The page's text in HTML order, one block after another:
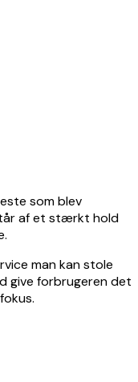
som blev
af et stærkt hold
man kan stole
give forbrugeren det